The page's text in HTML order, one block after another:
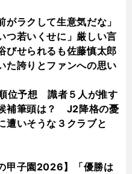
がラクして生意気だな」
つ若いくせに」厳しい言
びせられるも佐藤慎太郎
た誇りとファンへの思い
位予想 識者５人が推す
補筆頭は？ J2降格の憂
遭いそうな３クラブと
甲子園2026】「優勝は